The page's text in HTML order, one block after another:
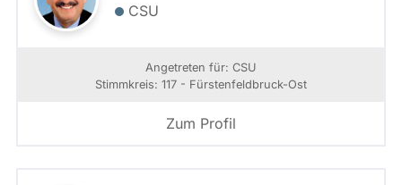
CSU
Angetreten für: CSU
Stimmkreis: 117 - Fürstenfeldbruck-Ost
Zum Profil